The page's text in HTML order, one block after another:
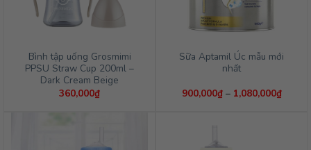
Bình tập uống Grosmimi
PPSU Straw Cup 200ml –
Dark Cream Beige
360,000₫
Sữa Aptamil Úc mẫu mới
nhất
900,000₫ – 1,080,000₫
giá: